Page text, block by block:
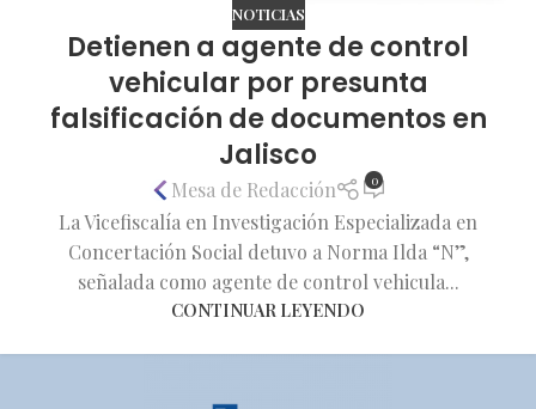
NOTICIAS
Detienen a agente de control
vehicular por presunta
falsificación de documentos en
Jalisco
Mesa de Redacción 0
La Vicefiscalía en Investigación Especializada en
Concertación Social detuvo a Norma Ilda “N”,
señalada como agente de control vehicula...
CONTINUAR LEYENDO